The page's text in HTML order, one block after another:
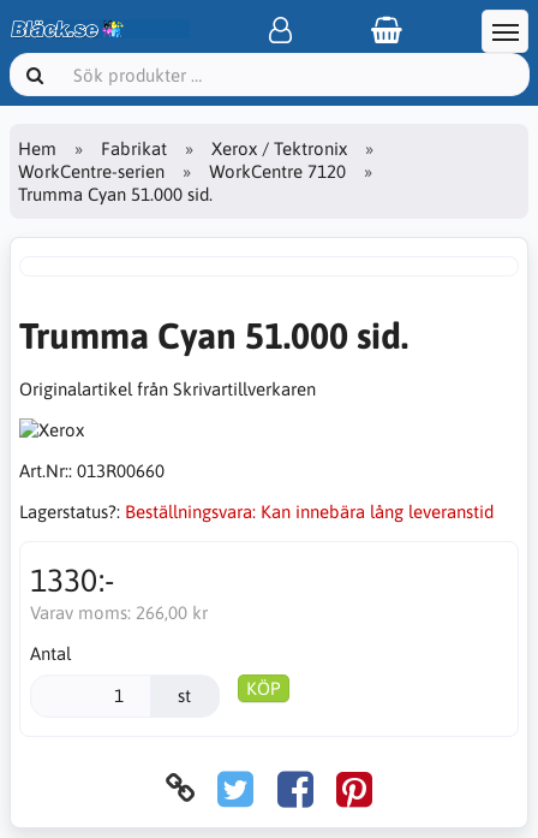
Hem Fabrikat
Xerox / Tektronix
WorkCentre-serien
WorkCentre 7120
Trumma Cyan 51.000 sid.
Trumma Cyan 51.000 sid.
Originalartikel från Skrivartillverkaren
Art.Nr:: 013R00660
Lagerstatus?: Beställningsvara: Kan innebära lång leveranstid
1330:-
Varav moms: 266,00 kr
Antal
st KÖP